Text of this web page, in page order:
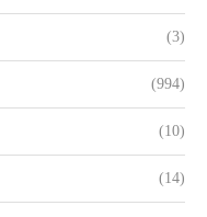
(3)
(994)
(10)
(14)